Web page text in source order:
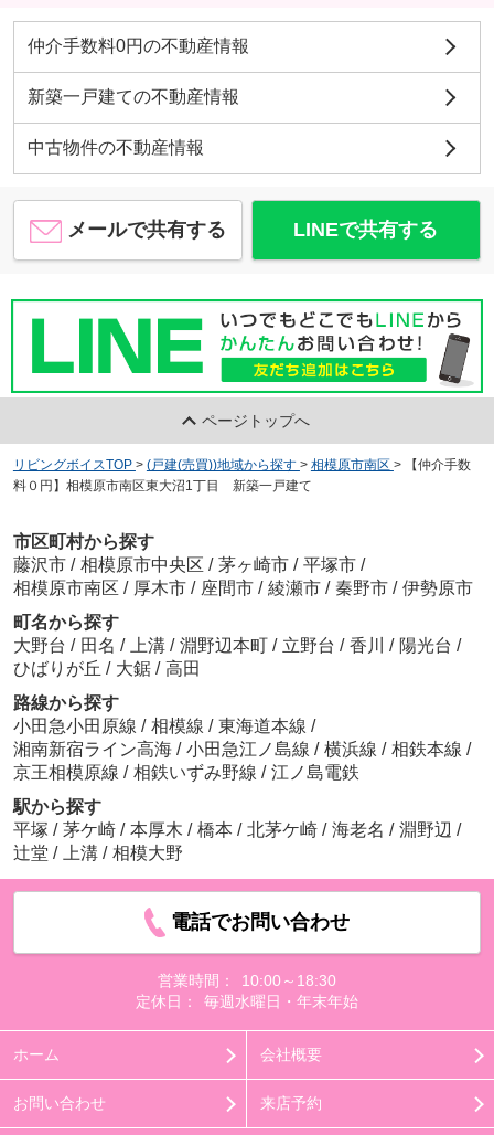
仲介手数料0円の不動産情報
新築一戸建ての不動産情報
中古物件の不動産情報
メールで共有する LINEで共有する
ページトップへ
リビングボイスTOP > (戸建(売買))地域から探す > 相模原市南区 >
【仲介手数
料０円】相模原市南区東大沼1丁目 新築一戸建て
市区町村から探す
藤沢市 / 相模原市中央区 / 茅ヶ崎市 / 平塚市 /
相模原市南区 / 厚木市 / 座間市 / 綾瀬市 / 秦野市 / 伊勢原市
町名から探す
大野台 / 田名 / 上溝 / 淵野辺本町 / 立野台 / 香川 / 陽光台 /
ひばりが丘 / 大鋸 / 高田
路線から探す
小田急小田原線 / 相模線 / 東海道本線 /
湘南新宿ライン高海 / 小田急江ノ島線 / 横浜線 / 相鉄本線 /
京王相模原線 / 相鉄いずみ野線 / 江ノ島電鉄
駅から探す
平塚 / 茅ケ崎 / 本厚木 / 橋本 / 北茅ケ崎 / 海老名 / 淵野辺 /
辻堂 / 上溝 / 相模大野
電話でお問い合わせ
営業時間：
10:00～18:30
定休日：
毎週水曜日・年末年始
ホーム 会社概要
お問い合わせ 来店予約